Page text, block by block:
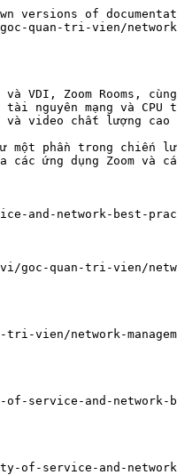
of
tri-vien/network-
VDI, Zoom Rooms,
nguyên mạng và
video chất lượng
phần trong chiến
ứng dụng Zoom và
and-network-best-
goc-quan-tri-vien/
vien/network-
service-and-
of-service-and-